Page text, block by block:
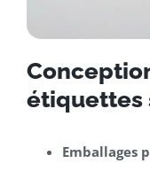
étiquettes
Emballages